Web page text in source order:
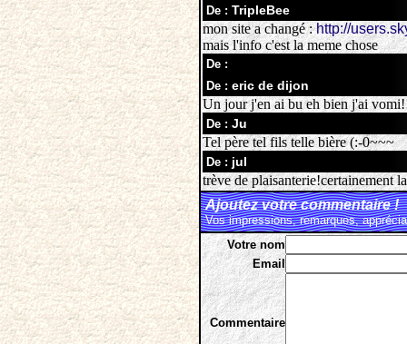
De : TripleBee
mon site a changé :http://
mais l'info c'est la meme chose
De :
De : eric de dijon
Un jour j'en ai bu eh bien j'ai
De : Ju
Tel père tel fils telle bière (:-0~~~
De : jul
trève de plaisanterie!certainement
Ajoutez votre commentaire !
Vos impressions, remarques,
Votre nom
Email
Commentaire